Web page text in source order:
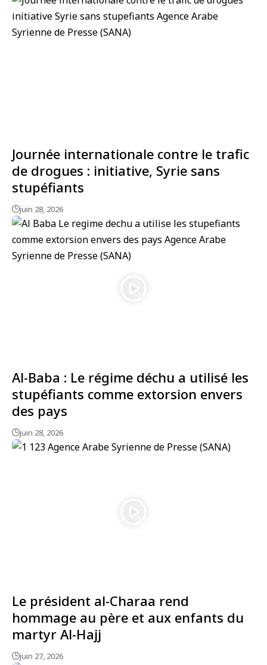
Journée internationale contre le trafic
de drogues : initiative, Syrie sans
stupéfiants
juin 28, 2026
Al-Baba : Le régime déchu a utilisé les
stupéfiants comme extorsion envers
des pays
juin 28, 2026
Le président al-Charaa rend
hommage au père et aux enfants du
martyr Al-Hajj
juin 27, 2026